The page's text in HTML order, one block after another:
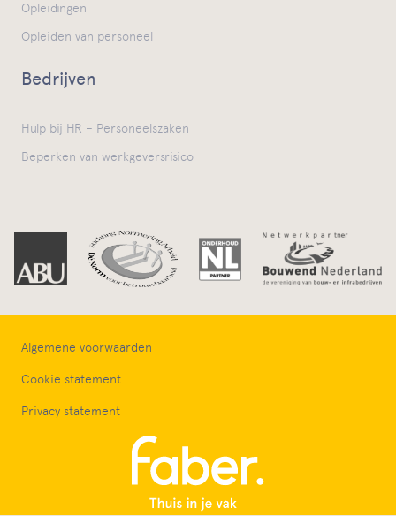
Opleidingen
Opleiden van personeel
Bedrijven
Hulp bij HR – Personeelszaken
Beperken van werkgeversrisico
Algemene voorwaarden
Cookie statement
Privacy statement